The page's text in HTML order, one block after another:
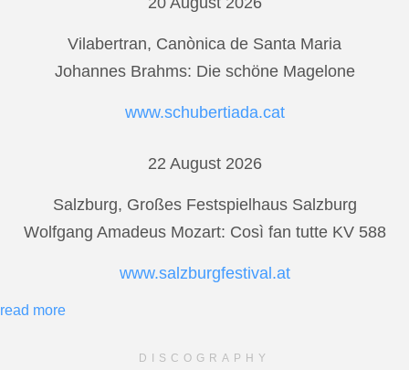
Vilabertran, Canònica de Santa Maria
Johannes Brahms: Die schöne Magelone
www.schubertiada.cat
22 August 2026
Salzburg, Großes Festspielhaus Salzburg
Wolfgang Amadeus Mozart: Così fan tutte KV 588
www.salzburgfestival.at
read more
DISCOGRAPHY